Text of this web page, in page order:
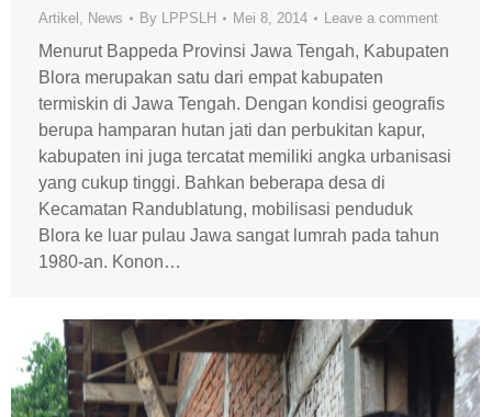
Artikel , News By LPPSLH Mei 8, 2014 Leave a comment
Menurut Bappeda Provinsi Jawa Tengah, Kabupaten
Blora merupakan satu dari empat kabupaten
termiskin di Jawa Tengah. Dengan kondisi geografis
berupa hamparan hutan jati dan perbukitan kapur,
kabupaten ini juga tercatat memiliki angka urbanisasi
yang cukup tinggi. Bahkan beberapa desa di
Kecamatan Randublatung, mobilisasi penduduk
Blora ke luar pulau Jawa sangat lumrah pada tahun
1980-an. Konon…